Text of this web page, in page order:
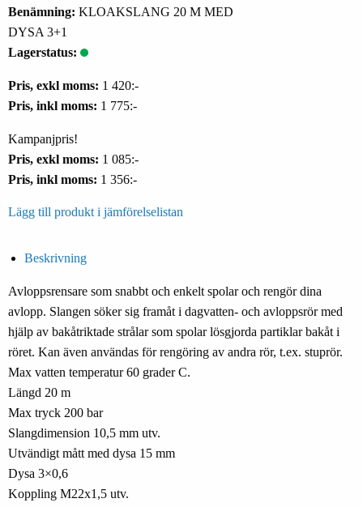
Benämning: KLOAKSLANG 20 M MED
DYSA 3+1
Lagerstatus:
Pris, exkl moms: 1 420:-
Pris, inkl moms: 1 775:-
Kampanjpris!
Pris, exkl moms: 1 085:-
Pris, inkl moms: 1 356:-
Lägg till produkt i jämförelselistan
Beskrivning
Avloppsrensare som snabbt och enkelt spolar och rengör dina
avlopp. Slangen söker sig framåt i dagvatten- och avloppsrör med
hjälp av bakåtriktade strålar som spolar lösgjorda partiklar bakåt i
röret. Kan även användas för rengöring av andra rör, t.ex. stuprör.
Max vatten temperatur 60 grader C.
Längd 20 m
Max tryck 200 bar
Slangdimension 10,5 mm utv.
Utvändigt mått med dysa 15 mm
Dysa 3×0,6
Koppling M22x1,5 utv.